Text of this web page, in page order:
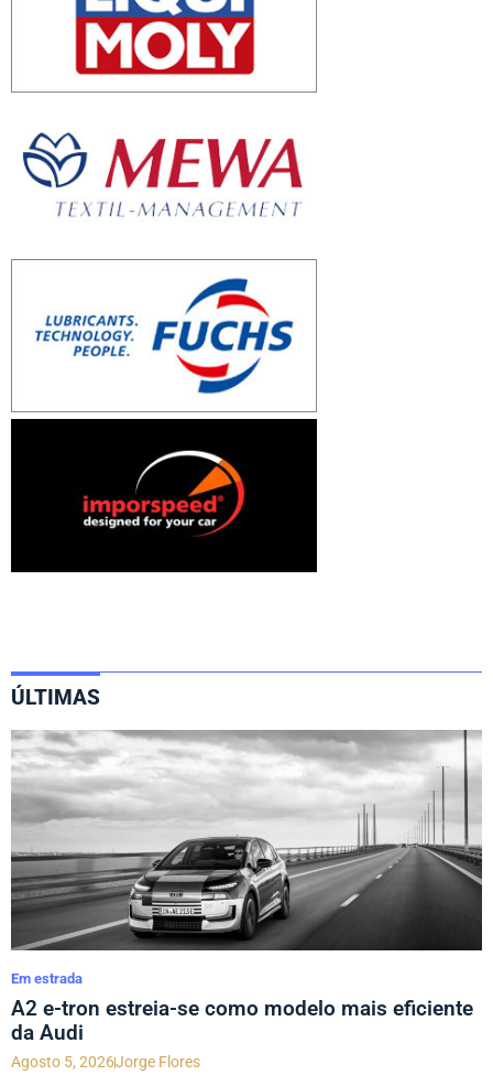
ÚLTIMAS
Em estrada
A2 e-tron estreia-se como modelo mais eficiente
da Audi
Agosto 5, 2026Jorge Flores